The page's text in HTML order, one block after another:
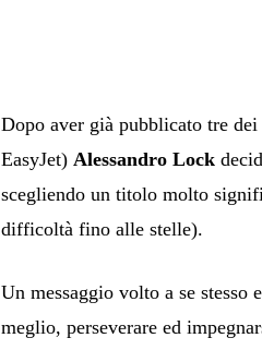
Dopo aver già pubblicato tre
EasyJet)Alessandro Lock
scegliendo un titolo molto
difficoltà fino alle stelle).
Un messaggio volto a se
meglio, perseverare ed